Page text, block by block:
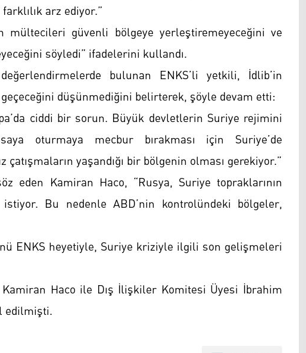
arz ediyor.”
mültecileri güvenli bölgeye yerleştiremeyeceğini ve
söyledi” ifadelerini kullandı.
bulunan ENKS’li yetkili, İdlib’in
düşünmediğini belirterek, şöyle devam etti:
ciddi bir sorun. Büyük devletlerin Suriye rejimini
oturmaya mecbur bırakması için Suriye’de
yaşandığı bir bölgenin olması gerekiyor.”
eden Kamiran Haco, “Rusya, Suriye topraklarının
Bu nedenle ABD’nin kontrolündeki bölgeler,
ENKS heyetiyle, Suriye kriziyle ilgili son gelişmeleri
Haco ile Dış İlişkiler Komitesi Üyesi İbrahim
edilmişti.